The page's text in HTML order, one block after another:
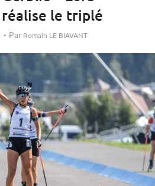
le triplé
Par Romain LE BIAVANT